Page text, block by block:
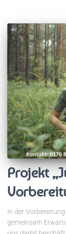
Projekt
In der
gemeinsam